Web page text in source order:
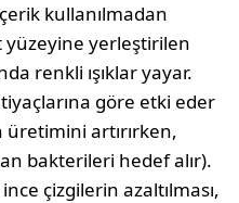
kullanılmadan
yüzeyine yerleştirilen
renkli ışıklar yayar.
göre etki eder
üretimini artırırken,
bakterileri hedef alır).
ince çizgilerin azaltılması,